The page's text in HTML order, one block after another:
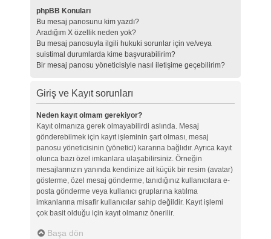
phpBB Konuları
Bu mesaj panosunu kim yazdı?
Aradığım X özellik neden yok?
Bu mesaj panosuyla ilgili hukuki sorunlar için ve/veya
suistimal durumlarda kime başvurabilirim?
Bir mesaj panosu yöneticisiyle nasıl iletişime geçebilirim?
Giriş ve Kayıt sorunları
Neden kayıt olmam gerekiyor?
Kayıt olmanıza gerek olmayabilirdi aslında. Mesaj
gönderebilmek için kayıt işleminin şart olması, mesaj
panosu yöneticisinin (yönetici) kararına bağlıdır. Ayrıca kayıt
olunca bazı özel imkanlara ulaşabilirsiniz. Örneğin
mesajlarınızın yanında kendinize ait küçük bir resim (avatar)
gösterme, özel mesaj gönderme, tanıdığınız kullanıcılara e-
posta gönderme veya kullanıcı gruplarına katılma
imkanlarına misafir kullanıcılar sahip değildir. Kayıt işlemi
çok basit olduğu için kayıt olmanız önerilir.
Başa dön